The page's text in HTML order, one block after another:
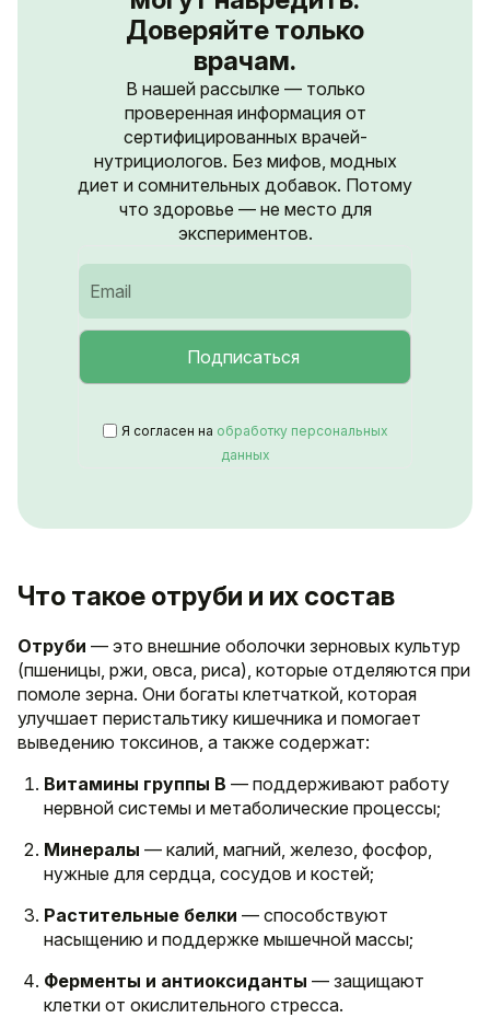
Доверяйте только
врачам.
В нашей рассылке — только
проверенная информация от
сертифицированных врачей-
нутрициологов. Без мифов, модных
диет и сомнительных добавок. Потому
что здоровье — не место для
экспериментов.
Я согласен на обработку персональных
данных
Что такое отруби и их состав
Отруби — это внешние оболочки зерновых культур
(пшеницы, ржи, овса, риса), которые отделяются при
помоле зерна. Они богаты клетчаткой, которая
улучшает перистальтику кишечника и помогает
выведению токсинов, а также содержат:
Витамины группы B — поддерживают работу
нервной системы и метаболические процессы;
Минералы — калий, магний, железо, фосфор,
нужные для сердца, сосудов и костей;
Растительные белки — способствуют
насыщению и поддержке мышечной массы;
Ферменты и антиоксиданты — защищают
клетки от окислительного стресса.